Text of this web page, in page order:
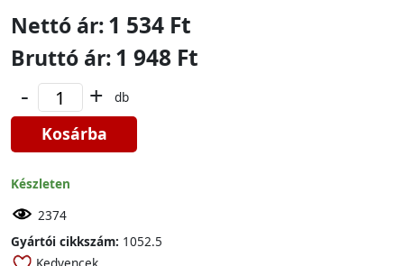
Nettó ár:1 534 Ft
Bruttó ár:1 948 Ft
- + db
Kosárba
Készleten
2374
Gyártói cikkszám: 1052.5